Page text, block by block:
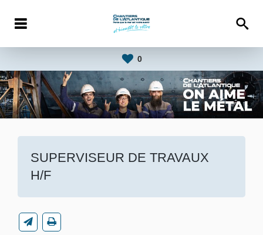
0
SUPERVISEUR DE TRAVAUX
H/F